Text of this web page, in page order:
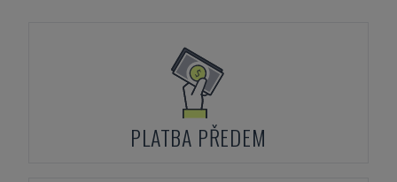
PLATBA PŘEDEM